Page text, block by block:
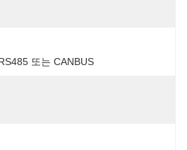
또는 CANBUS